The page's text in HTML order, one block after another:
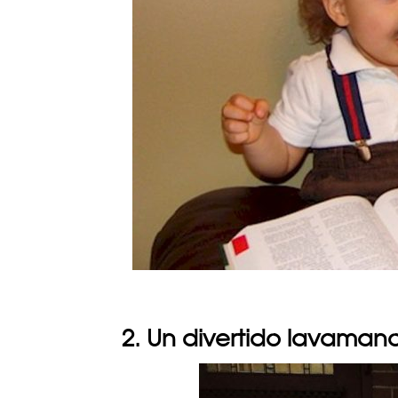
2. Un divertido